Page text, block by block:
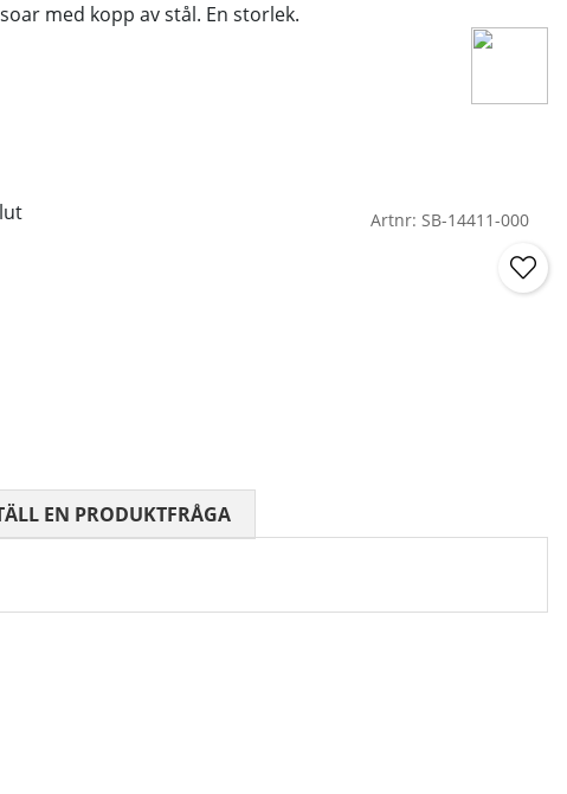
med kopp av stål. En storlek.
Artnr: SB-14411-000
0 AV 5 ANTAL BETYG 0
EN PRODUKTFRÅGA